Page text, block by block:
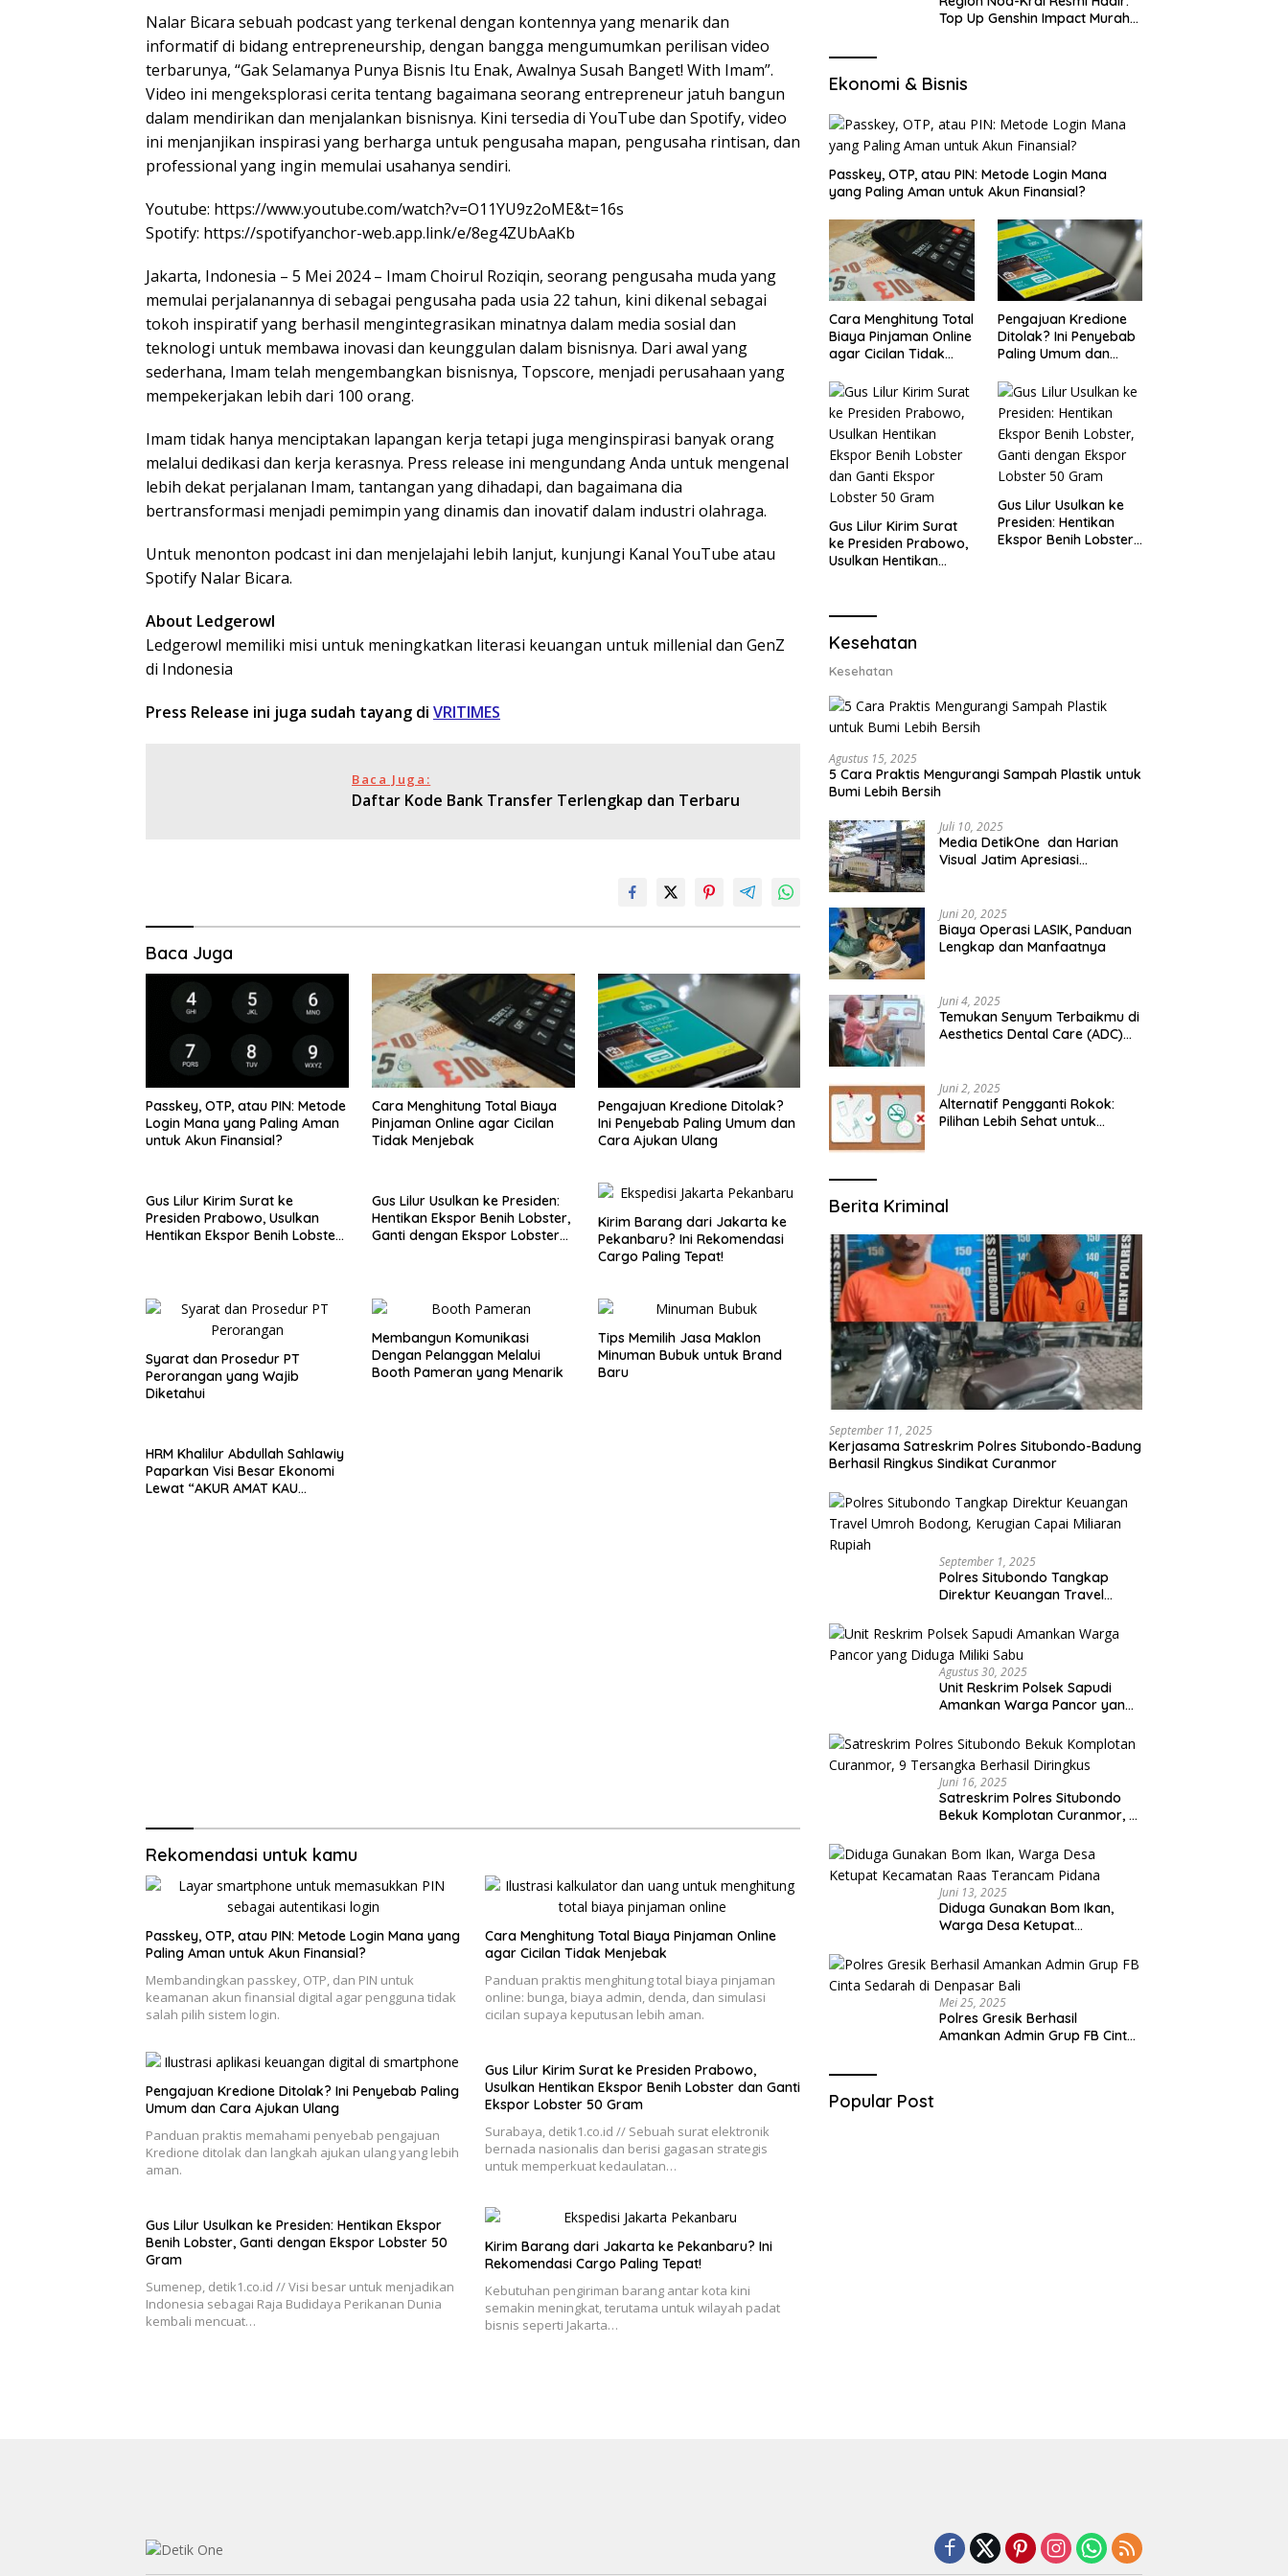
Nalar Bicara sebuah podcast yang terkenal dengan kontennya yang menarik dan
informatif di bidang entrepreneurship, dengan bangga mengumumkan perilisan video
terbarunya, “Gak Selamanya Punya Bisnis Itu Enak, Awalnya Susah Banget! With Imam”.
Video ini mengeksplorasi cerita tentang bagaimana seorang entrepreneur jatuh bangun
dalam mendirikan dan menjalankan bisnisnya. Kini tersedia di YouTube dan Spotify, video
ini menjanjikan inspirasi yang berharga untuk pengusaha mapan, pengusaha rintisan, dan
professional yang ingin memulai usahanya sendiri.
Youtube: https://www.youtube.com/watch?v=O11YU9z2oME&t=16s
Spotify: https://spotifyanchor-web.app.link/e/8eg4ZUbAaKb
Jakarta, Indonesia – 5 Mei 2024 – Imam Choirul Roziqin, seorang pengusaha muda yang
memulai perjalanannya di sebagai pengusaha pada usia 22 tahun, kini dikenal sebagai
tokoh inspiratif yang berhasil mengintegrasikan minatnya dalam media sosial dan
teknologi untuk membawa inovasi dan keunggulan dalam bisnisnya. Dari awal yang
sederhana, Imam telah mengembangkan bisnisnya, Topscore, menjadi perusahaan yang
mempekerjakan lebih dari 100 orang.
Imam tidak hanya menciptakan lapangan kerja tetapi juga menginspirasi banyak orang
melalui dedikasi dan kerja kerasnya. Press release ini mengundang Anda untuk mengenal
lebih dekat perjalanan Imam, tantangan yang dihadapi, dan bagaimana dia
bertransformasi menjadi pemimpin yang dinamis dan inovatif dalam industri olahraga.
Untuk menonton podcast ini dan menjelajahi lebih lanjut, kunjungi Kanal YouTube atau
Spotify Nalar Bicara.
About Ledgerowl
Ledgerowl memiliki misi untuk meningkatkan literasi keuangan untuk millenial dan GenZ
di Indonesia
Press Release ini juga sudah tayang di VRITIMES
Baca Juga:
Daftar Kode Bank Transfer Terlengkap dan Terbaru
Baca Juga
Passkey, OTP, atau PIN: Metode
Login Mana yang Paling Aman
untuk Akun Finansial?
Cara Menghitung Total Biaya
Pinjaman Online agar Cicilan
Tidak Menjebak
Pengajuan Kredione Ditolak?
Ini Penyebab Paling Umum dan
Cara Ajukan Ulang
Gus Lilur Kirim Surat ke
Presiden Prabowo, Usulkan
Hentikan Ekspor Benih Lobster
Gus Lilur Usulkan ke Presiden:
Hentikan Ekspor Benih Lobster,
Ganti dengan Ekspor Lobster
Kirim Barang dari Jakarta ke
Pekanbaru? Ini Rekomendasi
Cargo Paling Tepat!
Syarat dan Prosedur PT
Perorangan yang Wajib
Diketahui
Membangun Komunikasi
Dengan Pelanggan Melalui
Booth Pameran yang Menarik
Tips Memilih Jasa Maklon
Minuman Bubuk untuk Brand
Baru
HRM Khalilur Abdullah Sahlawiy
Paparkan Visi Besar Ekonomi
Lewat “AKUR AMAT KAU
Rekomendasi untuk kamu
Passkey, OTP, atau PIN: Metode Login Mana yang
Paling Aman untuk Akun Finansial?
Membandingkan passkey, OTP, dan PIN untuk
keamanan akun finansial digital agar pengguna tidak
salah pilih sistem login.
Cara Menghitung Total Biaya Pinjaman Online
agar Cicilan Tidak Menjebak
Panduan praktis menghitung total biaya pinjaman
online: bunga, biaya admin, denda, dan simulasi
cicilan supaya keputusan lebih aman.
Pengajuan Kredione Ditolak? Ini Penyebab Paling
Umum dan Cara Ajukan Ulang
Panduan praktis memahami penyebab pengajuan
Kredione ditolak dan langkah ajukan ulang yang lebih
aman.
Gus Lilur Kirim Surat ke Presiden Prabowo,
Usulkan Hentikan Ekspor Benih Lobster dan Ganti
Ekspor Lobster 50 Gram
Surabaya, detik1.co.id // Sebuah surat elektronik
bernada nasionalis dan berisi gagasan strategis
untuk memperkuat kedaulatan…
Gus Lilur Usulkan ke Presiden: Hentikan Ekspor
Benih Lobster, Ganti dengan Ekspor Lobster 50
Gram
Sumenep, detik1.co.id // Visi besar untuk menjadikan
Indonesia sebagai Raja Budidaya Perikanan Dunia
kembali mencuat…
Kirim Barang dari Jakarta ke Pekanbaru? Ini
Rekomendasi Cargo Paling Tepat!
Kebutuhan pengiriman barang antar kota kini
semakin meningkat, terutama untuk wilayah padat
bisnis seperti Jakarta…
Top Up Genshin Impact Murah
Ekonomi & Bisnis
Passkey, OTP, atau PIN: Metode Login Mana
yang Paling Aman untuk Akun Finansial?
Cara Menghitung Total
Biaya Pinjaman Online
agar Cicilan Tidak
Pengajuan Kredione
Ditolak? Ini Penyebab
Paling Umum dan
Gus Lilur Kirim Surat
ke Presiden Prabowo,
Usulkan Hentikan
Lobster 50 Gram
Gus Lilur Usulkan ke
Presiden: Hentikan
Ekspor Benih Lobster,
Kesehatan
Kesehatan
Agustus 15, 2025
5 Cara Praktis Mengurangi Sampah Plastik untuk
Bumi Lebih Bersih
Juli 10, 2025
Media DetikOne dan Harian
Visual Jatim Apresiasi
Juni 20, 2025
Biaya Operasi LASIK, Panduan
Lengkap dan Manfaatnya
Juni 4, 2025
Temukan Senyum Terbaikmu di
Aesthetics Dental Care (ADC)
Juni 2, 2025
Alternatif Pengganti Rokok:
Pilihan Lebih Sehat untuk
Berita Kriminal
September 11, 2025
Kerjasama Satreskrim Polres Situbondo-Badung
Berhasil Ringkus Sindikat Curanmor
September 1, 2025
Polres Situbondo Tangkap
Direktur Keuangan Travel
Capai Miliaran Rupiah
Agustus 30, 2025
Unit Reskrim Polsek Sapudi
Amankan Warga Pancor yang
Juni 16, 2025
Satreskrim Polres Situbondo
Bekuk Komplotan Curanmor, 9
Juni 13, 2025
Diduga Gunakan Bom Ikan,
Warga Desa Ketupat
Pidana
Mei 25, 2025
Polres Gresik Berhasil
Amankan Admin Grup FB Cinta
Popular Post